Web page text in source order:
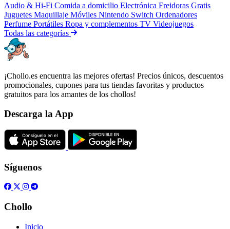
Audio & Hi-Fi Comida a domicilio Electrónica Freidoras Gratis
Juguetes Maquillaje Móviles Nintendo Switch Ordenadores
Perfume Portátiles Ropa y complementos TV Videojuegos
Todas las categorías
¡Chollo.es encuentra las mejores ofertas! Precios únicos, descuentos
promocionales, cupones para tus tiendas favoritas y productos
gratuitos para los amantes de los chollos!
Descarga la App
Síguenos
Chollo
Inicio